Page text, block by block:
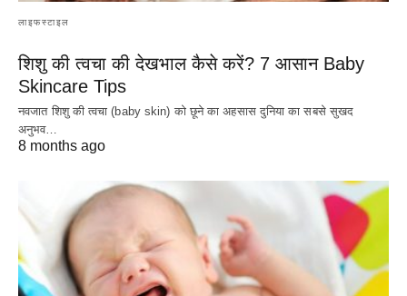
लाइफस्टाइल
शिशु की त्वचा की देखभाल कैसे करें? 7 आसान Baby
Skincare Tips
नवजात शिशु की त्वचा (baby skin) को छूने का अहसास दुनिया का सबसे सुखद
अनुभव…
8 months ago